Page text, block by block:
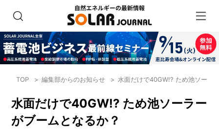
TOP 編集部からのお知らせ 水面だけで40GW!? ため池ソーラ
水面だけで40GW!? ため池ソーラー
がブームとなるか？